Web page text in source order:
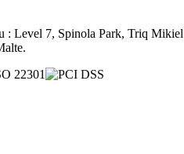
: Level 7, Spinola Park, Triq Mikiel